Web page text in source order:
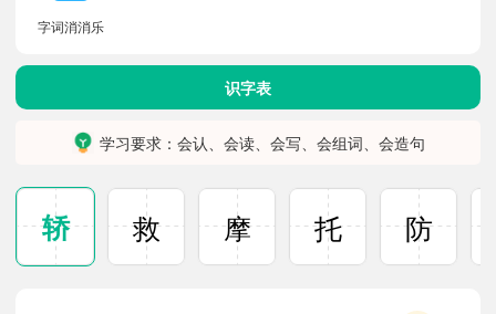
字词消消乐
识字表
学习要求：会认、会读、会写、会组词、会造句
轿 救 摩 托 防